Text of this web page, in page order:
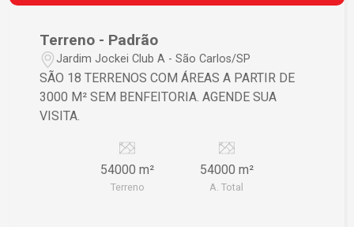
Terreno - Padrão
Jardim Jockei Club A - São Carlos/SP
SÃO 18 TERRENOS COM ÁREAS A PARTIR DE
3000 M² SEM BENFEITORIA. AGENDE SUA
VISITA.
54000 m²
Terreno
54000 m²
A. Total